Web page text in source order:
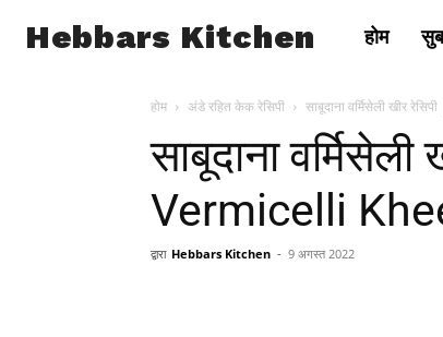
Hebbars Kitchen होम
होम अंडे रहित केक रेसिपी साबूदाना वर्मिसेली खीर
साबूदाना
Vermicelli
द्वारा Hebbars Kitchen - 9 अगस्त 2022